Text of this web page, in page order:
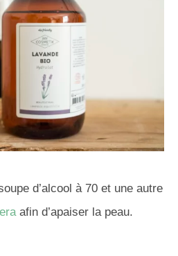
d’alcool à 70 et une autre
afin d’apaiser la peau.